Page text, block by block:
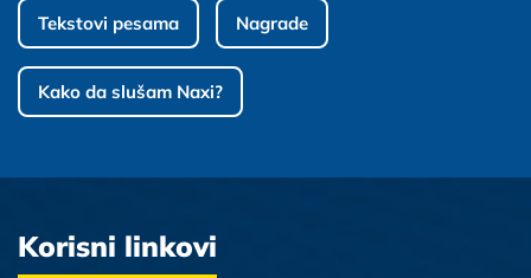
Tekstovi pesama Nagrade
Kako da slušam Naxi?
Korisni linkovi